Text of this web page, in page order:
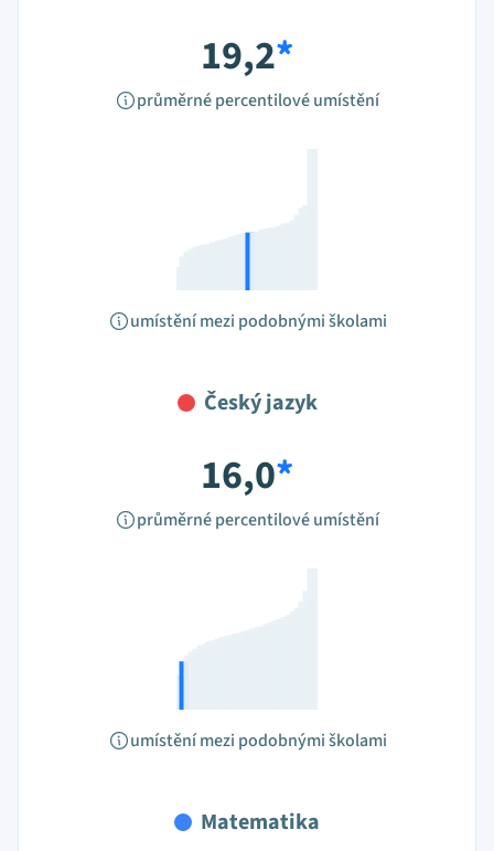
19,2*
průměrné percentilové umístění
umístění mezi podobnými školami
Český jazyk
16,0*
průměrné percentilové umístění
umístění mezi podobnými školami
Matematika